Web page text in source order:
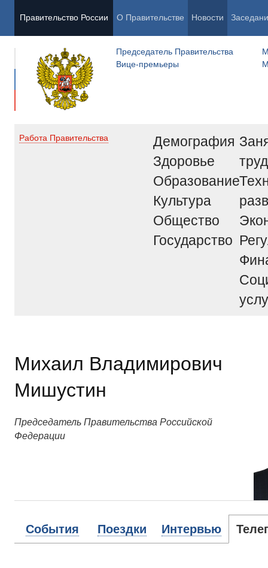
Правительство России О Правительстве Новости
Председатель Правительства
Вице-премьеры
Работа Правительства
Демография
Здоровье
Образование
Культура
Общество
Государство
труд
Михаил Владимирович
Мишустин
Председатель Правительства Российской
Федерации
События Поездки Интервью